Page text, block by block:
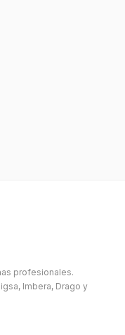
profesionales.
Imbera, Drago y